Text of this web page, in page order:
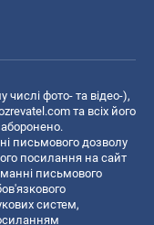
числі фото- та відео-),
та всіх його
письмового дозволу
посилання на сайт
письмового
систем,